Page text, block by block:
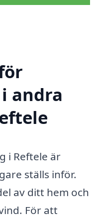
andra
i Reftele är
ställs inför.
av ditt hem och
För att